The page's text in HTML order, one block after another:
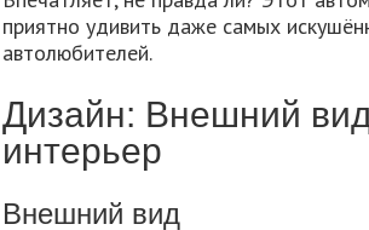
приятно удивить даже самых
автолюбителей.
Дизайн: Внешний
интерьер
Внешний вид